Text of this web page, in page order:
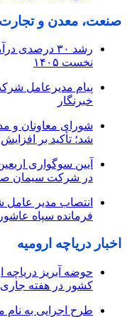
صنعت، معدن و تجارت
رشد ۳۰
نخست ۱۴۰۵
پیام مدیرعامل
خبرنگار
شورای معاونان و
شد؛ تأکید بر
آیین سوگواری
در شرکت سیمان
انتصاب مدیر
فرمانده سپاه
اخبار دریاچه ارومیه
حوضه آبریز دریاچه
کشور در هفته جاری
طرح اجرایی به نام